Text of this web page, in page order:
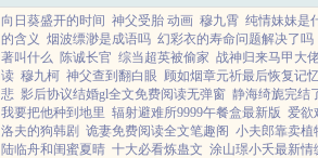
向日葵盛开的时间 神父受胎 动画 穆九霄 纯情妹妹是
的含义 烟波缥渺是成语吗 幻彩衣的寿命问题解决了吗
著叫什么 陈诚长官 综当超英被偷家 战神归来马甲大
读 穆九柯 神父查到翻白眼 顾如烟章元祈最后恢复记
悲 影后协议结婚gl全文免费阅读无弹窗 静海绮旎完结
我要把他种到地里 辐射避难所9999午餐盒最新版 爱欲
洛夫的狗韩剧 诡妻免费阅读全文笔趣阁 小夫郎靠卖植
陆临舟和闺蜜夏晴 十大必看炼蛊文 涂山璟小夭最新情